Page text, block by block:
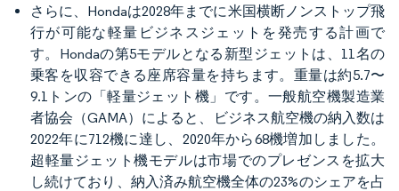
さらに、Hondaは2028年までに米国横断ノンストップ飛
行が可能な軽量ビジネスジェットを発売する計画で
す。Hondaの第5モデルとなる新型ジェットは、11名の
乗客を収容できる座席容量を持ちます。重量は約5.7〜
9.1トンの「軽量ジェット機」です。一般航空機製造業
者協会（GAMA）によると、ビジネス航空機の納入数は
2022年に712機に達し、2020年から68機増加しました。
超軽量ジェット機モデルは市場でのプレゼンスを拡大
し続けており、納入済み航空機全体の23%のシェアを占